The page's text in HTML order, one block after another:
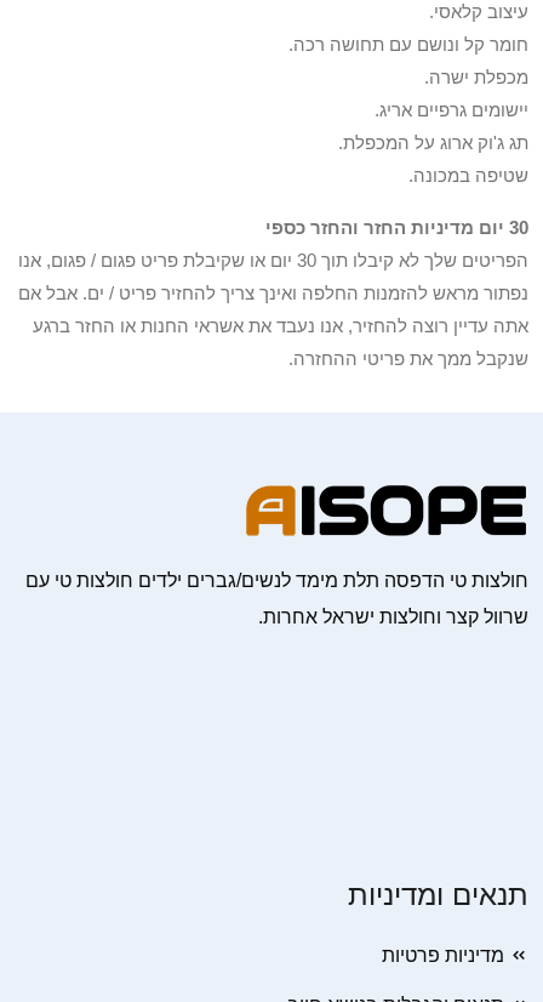
עיצוב קלאסי.
חומר קל ונושם עם תחושה רכה.
מכפלת ישרה.
יישומים גרפיים אריג.
תג ג'וק ארוג על המכפלת.
שטיפה במכונה.
30 יום מדיניות החזר והחזר כספי
הפריטים שלך לא קיבלו תוך 30 יום או שקיבלת פריט פגום / פגום, אנו
נפתור מראש להזמנות החלפה ואינך צריך להחזיר פריט / ים. אבל אם
אתה עדיין רוצה להחזיר, אנו נעבד את אשראי החנות או החזר ברגע
שנקבל ממך את פריטי ההחזרה.
חולצות טי הדפסה תלת מימד לנשים/גברים ילדים חולצות טי עם
שרוול קצר וחולצות ישראל אחרות.
תנאים ומדיניות
מדיניות פרטיות